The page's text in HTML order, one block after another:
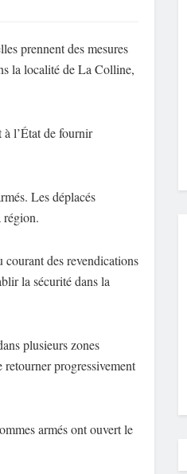
prennent des mesures
la localité de La Colline,
l’État de fournir
Les déplacés
région.
des revendications
la sécurité dans la
plusieurs zones
retourner progressivement
armés ont ouvert le